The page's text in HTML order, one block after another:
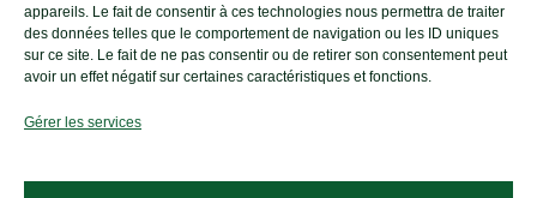
appareils. Le fait de consentir à ces technologies nous permettra de traiter
des données telles que le comportement de navigation ou les ID uniques
sur ce site. Le fait de ne pas consentir ou de retirer son consentement peut
avoir un effet négatif sur certaines caractéristiques et fonctions.
Gérer les services
Newsletters
Mentions
©Maires pour la